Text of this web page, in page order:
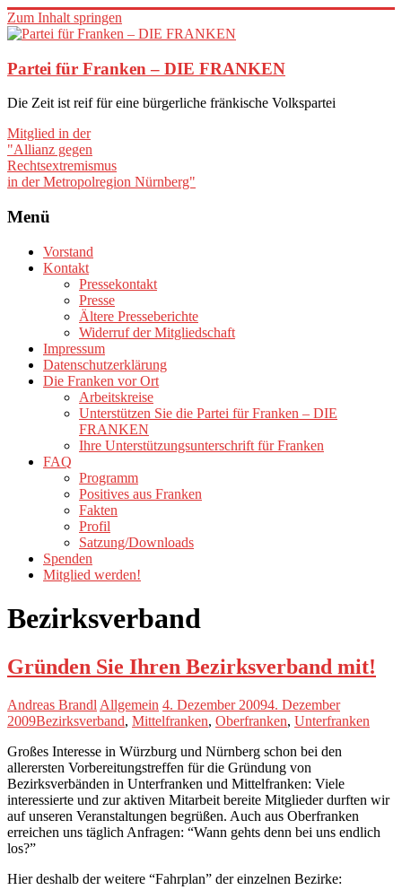
Zum Inhalt springen
Partei für Franken – DIE FRANKEN
Die Zeit ist reif für eine bürgerliche fränkische Volkspartei
Mitglied in der
"Allianz gegen
Rechtsextremismus
in der Metropolregion Nürnberg"
Menü
Vorstand
Kontakt
Pressekontakt
Presse
Ältere Presseberichte
Widerruf der Mitgliedschaft
Impressum
Datenschutzerklärung
Die Franken vor Ort
Arbeitskreise
Unterstützen Sie die Partei für Franken – DIE
FRANKEN
Ihre Unterstützungsunterschrift für Franken
FAQ
Programm
Positives aus Franken
Fakten
Profil
Satzung/Downloads
Spenden
Mitglied werden!
Bezirksverband
Gründen Sie Ihren Bezirksverband mit!
Andreas Brandl Allgemein 4. Dezember 20094. Dezember
2009Bezirksverband, Mittelfranken, Oberfranken, Unterfranken
Großes Interesse in Würzburg und Nürnberg schon bei den
allerersten Vorbereitungstreffen für die Gründung von
Bezirksverbänden in Unterfranken und Mittelfranken: Viele
interessierte und zur aktiven Mitarbeit bereite Mitglieder durften wir
auf unseren Veranstaltungen begrüßen. Auch aus Oberfranken
erreichen uns täglich Anfragen: “Wann gehts denn bei uns endlich
los?”
Hier deshalb der weitere “Fahrplan” der einzelnen Bezirke: